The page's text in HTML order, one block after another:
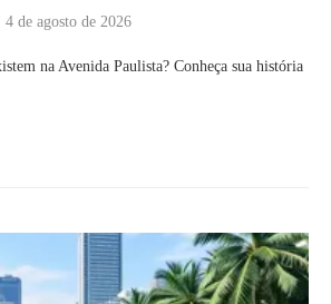
4 de agosto de 2026
na Avenida Paulista? Conheça sua história